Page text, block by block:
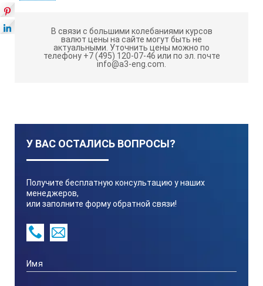
В связи с большими колебаниями курсов
валют цены на сайте могут быть не
актуальными. Уточнить цены можно по
телефону +7 (495) 120-07-46 или по эл. почте
info@a3-eng.com.
У ВАС ОСТАЛИСЬ ВОПРОСЫ?
Получите бесплатную консультацию у наших
менеджеров,
или заполните форму обратной связи!